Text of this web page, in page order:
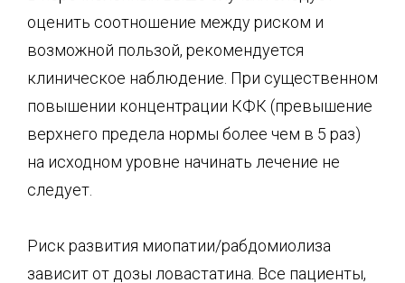
оценить соотношение между риском и
возможной пользой, рекомендуется
клиническое наблюдение. При существенном
повышении концентрации КФК (превышение
верхнего предела нормы более чем в 5 раз)
на исходном уровне начинать лечение не
следует.
Риск развития миопатии/рабдомиолиза
зависит от дозы ловастатина. Все пациенты,